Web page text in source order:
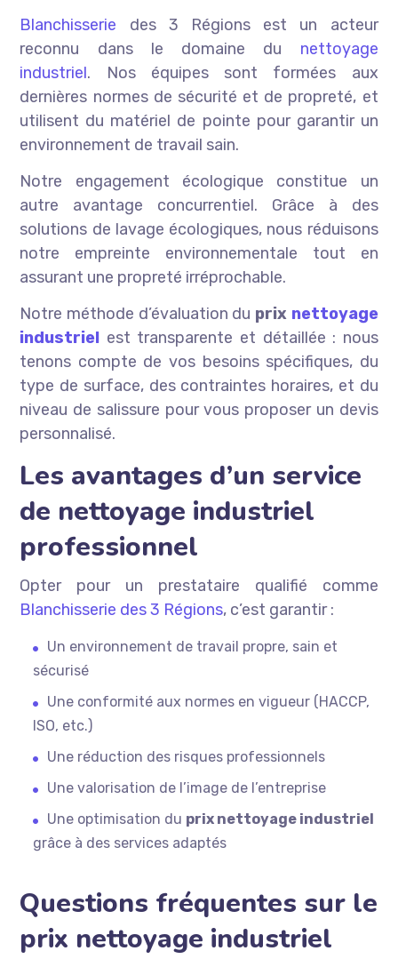
Blanchisserie des 3 Régions est un acteur
reconnu dans le domaine du nettoyage
industriel. Nos équipes sont formées aux
dernières normes de sécurité et de propreté, et
utilisent du matériel de pointe pour garantir un
environnement de travail sain.
Notre engagement écologique constitue un
autre avantage concurrentiel. Grâce à des
solutions de lavage écologiques, nous réduisons
notre empreinte environnementale tout en
assurant une propreté irréprochable.
Notre méthode d’évaluation du prix nettoyage
industriel est transparente et détaillée : nous
tenons compte de vos besoins spécifiques, du
type de surface, des contraintes horaires, et du
niveau de salissure pour vous proposer un devis
personnalisé.
Les avantages d’un service
de nettoyage industriel
professionnel
Opter pour un prestataire qualifié comme
Blanchisserie des 3 Régions, c’est garantir :
Un environnement de travail propre, sain et
sécurisé
Une conformité aux normes en vigueur (HACCP,
ISO, etc.)
Une réduction des risques professionnels
Une valorisation de l’image de l’entreprise
Une optimisation du prix nettoyage industriel
grâce à des services adaptés
Questions fréquentes sur le
prix nettoyage industriel